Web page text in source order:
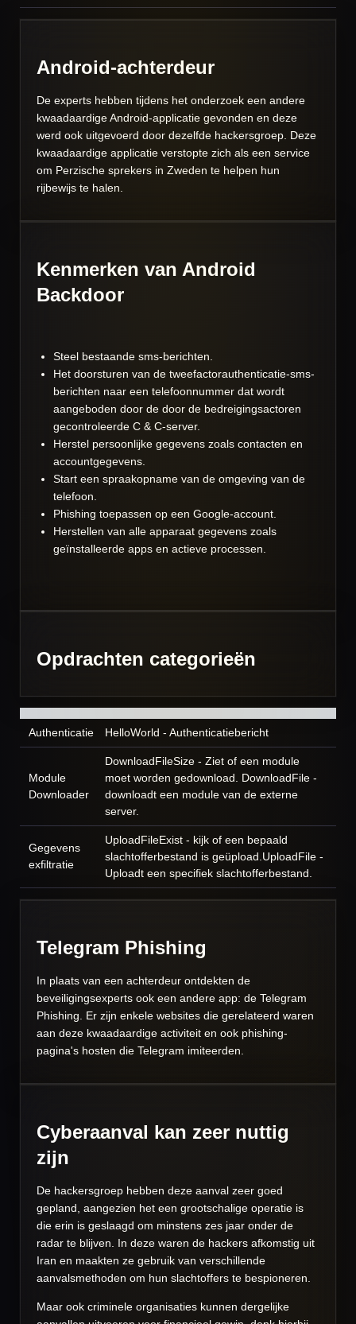
Android-achterdeur
De experts hebben tijdens het onderzoek een andere
kwaadaardige Android-applicatie gevonden en deze
werd ook uitgevoerd door dezelfde hackersgroep. Deze
kwaadaardige applicatie verstopte zich als een service
om Perzische sprekers in Zweden te helpen hun
rijbewijs te halen.
Kenmerken van Android
Backdoor
Steel bestaande sms-berichten.
Het doorsturen van de tweefactorauthenticatie-sms-
berichten naar een telefoonnummer dat wordt
aangeboden door de door de bedreigingsactoren
gecontroleerde C & C-server.
Herstel persoonlijke gegevens zoals contacten en
accountgegevens.
Start een spraakopname van de omgeving van de
telefoon.
Phishing toepassen op een Google-account.
Herstellen van alle apparaat gegevens zoals
geïnstalleerde apps en actieve processen.
Opdrachten categorieën
Authenticatie HelloWorld - Authenticatiebericht
Module
Downloader
DownloadFileSize - Ziet of een module
moet worden gedownload. DownloadFile -
downloadt een module van de externe
server.
Gegevens
exfiltratie
UploadFileExist - kijk of een bepaald
slachtofferbestand is geüpload.UploadFile -
Uploadt een specifiek slachtofferbestand.
Telegram Phishing
In plaats van een achterdeur ontdekten de
beveiligingsexperts ook een andere app: de Telegram
Phishing.
Er zijn enkele websites die gerelateerd waren
aan deze kwaadaardige activiteit en ook phishing-
pagina's hosten die Telegram imiteerden.
Cyberaanval kan zeer nuttig
zijn
De hackersgroep hebben deze aanval zeer goed
gepland, aangezien het een grootschalige operatie is
die erin is geslaagd om minstens zes jaar onder de
radar te blijven.
In deze waren de hackers afkomstig uit
Iran en maakten ze gebruik van verschillende
aanvalsmethoden om hun slachtoffers te bespioneren.
Maar ook criminele organisaties kunnen dergelijke